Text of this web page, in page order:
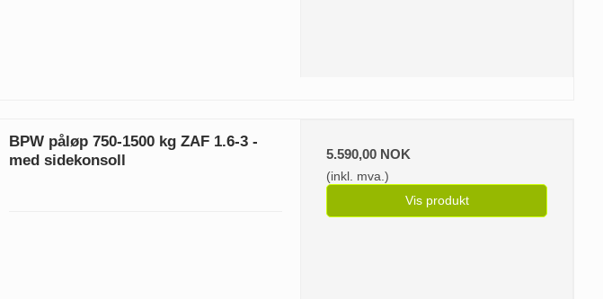
BPW påløp 750-1500 kg ZAF 1.6-3 -
med sidekonsoll
5.590,00 NOK
(inkl. mva.)
Vis produkt